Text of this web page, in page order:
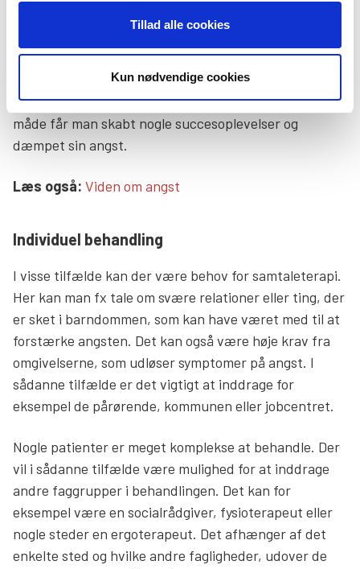
Tillad alle cookies
Kun nødvendige cookies
gå i en tur ned i supermarkedet, kan det være, at man
en dag når ud ad døren. Den næste dag når man hen
til butikken og til sidst kan foretage et indkøb. På den
måde får man skabt nogle succesoplevelser og
dæmpet sin angst.
Læs mere links
Læs også: Viden om angst
Individuel behandling
I visse tilfælde kan der være behov for samtaleterapi.
Her kan man fx tale om svære relationer eller ting, der
er sket i barndommen, som kan have været med til at
forstærke angsten. Det kan også være høje krav fra
omgivelserne, som udløser symptomer på angst. I
sådanne tilfælde er det vigtigt at inddrage for
eksempel de pårørende, kommunen eller jobcentret.
Nogle patienter er meget komplekse at behandle. Der
vil i sådanne tilfælde være mulighed for at inddrage
andre faggrupper i behandlingen. Det kan for
eksempel være en socialrådgiver, fysioterapeut eller
nogle steder en ergoterapeut. Det afhænger af det
enkelte sted og hvilke andre fagligheder, udover de